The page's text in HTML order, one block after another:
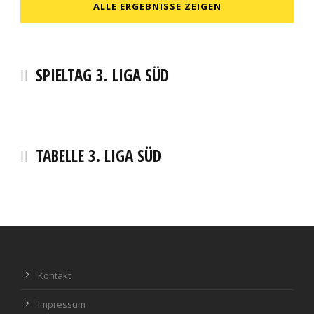
ALLE ERGEBNISSE ZEIGEN
SPIELTAG 3. LIGA SÜD
TABELLE 3. LIGA SÜD
Kontakt
Impressum